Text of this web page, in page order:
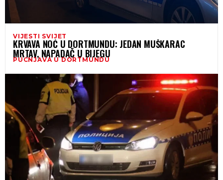
VIJESTI SVIJET
KRVAVA NOĆ U DORTMUNDU: JEDAN MUŠKARAC
MRTAV, NAPADAČ U BIJEGU
PUCNJAVA U DORTMUNDU